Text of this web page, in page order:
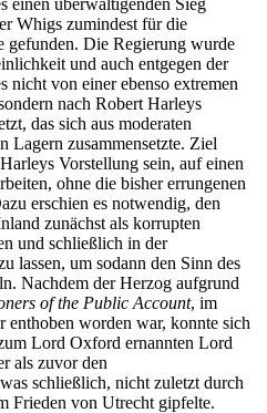
Whigs zumindest für die
gefunden. Die Regierung wurde
und auch entgegen der
nicht von einer ebenso extremen
nach Robert Harleys
das sich aus moderaten
Lagern zusammensetzte. Ziel
Vorstellung sein, auf einen
ohne die bisher errungenen
erschien es notwendig, den
zunächst als korrupten
und schließlich in der
lassen, um sodann den Sinn des
Nachdem der Herzog aufgrund
of the Public Account, im
enthoben worden war, konnte sich
Lord Oxford ernannten Lord
als zuvor den
schließlich, nicht zuletzt durch
Frieden von Utrecht gipfelte.